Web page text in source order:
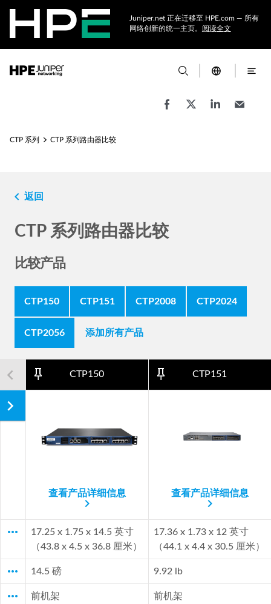
Juniper.net 正在迁移至 HPE.com — 所有
网络创新的统一主页。 阅读全文
CTP 系列 CTP 系列路由器比较
navigate_before 返回
CTP 系列路由器比较
比较产品
CTP150 CTP151 CTP2008 CTP2024
CTP2056 添加所有产品
navigate_before pin_outline CTP150 pin_outline CTP151
navigate_next
查看产品详细信息
navigate_next
查看产品详细信息
navigate_next
more_horiz
17.25 x 1.75 x 14.5 英寸
（43.8 x 4.5 x 36.8 厘米）
17.36 x 1.73 x 12 英寸
（44.1 x 4.4 x 30.5 厘米）
more_horiz 14.5 磅 9.92 lb
more_horiz 前机架 前机架
navigate_next